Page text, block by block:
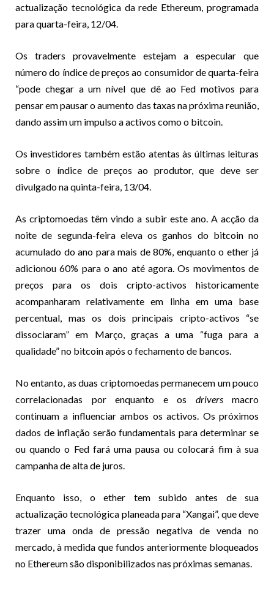
actualização tecnológica da rede Ethereum, programada
para quarta-feira, 12/04.
Os traders provavelmente estejam a especular que
número do índice de preços ao consumidor de quarta-feira
“pode chegar a um nível que dê ao Fed motivos para
pensar em pausar o aumento das taxas na próxima reunião,
dando assim um impulso a activos como o bitcoin.
Os investidores também estão atentas às últimas leituras
sobre o índice de preços ao produtor, que deve ser
divulgado na quinta-feira, 13/04.
As criptomoedas têm vindo a subir este ano. A acção da
noite de segunda-feira eleva os ganhos do bitcoin no
acumulado do ano para mais de 80%, enquanto o ether já
adicionou 60% para o ano até agora. Os movimentos de
preços para os dois cripto-activos historicamente
acompanharam relativamente em linha em uma base
percentual, mas os dois principais cripto-activos “se
dissociaram” em Março, graças a uma “fuga para a
qualidade” no bitcoin após o fechamento de bancos.
No entanto, as duas criptomoedas permanecem um pouco
correlacionadas por enquanto e os drivers macro
continuam a influenciar ambos os activos. Os próximos
dados de inflação serão fundamentais para determinar se
ou quando o Fed fará uma pausa ou colocará fim à sua
campanha de alta de juros.
Enquanto isso, o ether tem subido antes de sua
actualização tecnológica planeada para “Xangai”, que deve
trazer uma onda de pressão negativa de venda no
mercado, à medida que fundos anteriormente bloqueados
no Ethereum são disponibilizados nas próximas semanas.